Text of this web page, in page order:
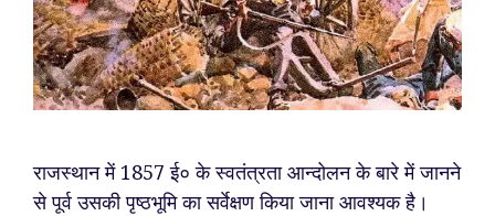
राजस्थान में 1857 ई० के स्वतंत्रता आन्दोलन के बारे में जानने
से पूर्व उसकी पृष्ठभूमि का सर्वेक्षण किया जाना आवश्यक है।